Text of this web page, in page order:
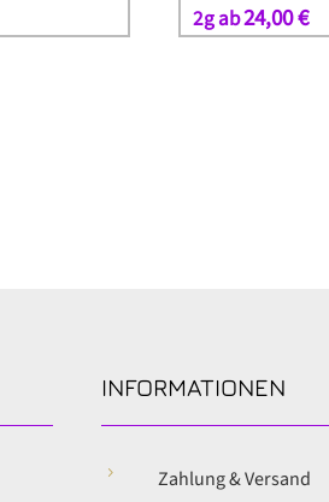
2g ab24,00€
INFORMATIONEN
5 Zahlung & Versand